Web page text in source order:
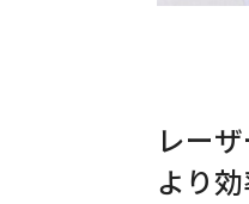
レー
より効